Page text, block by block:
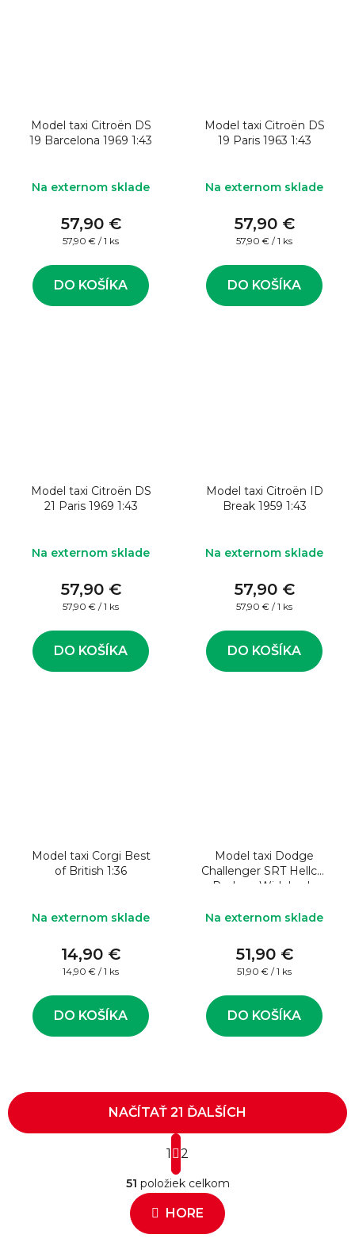
Model taxi Citroën DS
19 Barcelona 1969 1:43
Na externom sklade
57,90 €
Jednotková
57,90 € / 1 ks
DO KOŠÍKA
Model taxi Citroën DS
19 Paris 1963 1:43
Na externom sklade
57,90 €
Jednotková
57,90 € / 1 ks
DO KOŠÍKA
Model taxi Citroën DS
21 Paris 1969 1:43
Na externom sklade
57,90 €
Jednotková
57,90 € / 1 ks
DO KOŠÍKA
Model taxi Citroën ID
Break 1959 1:43
Na externom sklade
57,90 €
Jednotková
57,90 € / 1 ks
DO KOŠÍKA
Model taxi Corgi Best
of British 1:36
Na externom sklade
14,90 €
Jednotková
14,90 € / 1 ks
DO KOŠÍKA
Model taxi Dodge
Challenger SRT Hellcat
Redeye Widebody
Na externom sklade
51,90 €
Jednotková
51,90 € / 1 ks
DO KOŠÍKA
O
v
l
á
d
NAČÍTAŤ 21 ĎALŠÍCH
S
t
r
á
k
o
1 2
51 položiek celkom
HORE